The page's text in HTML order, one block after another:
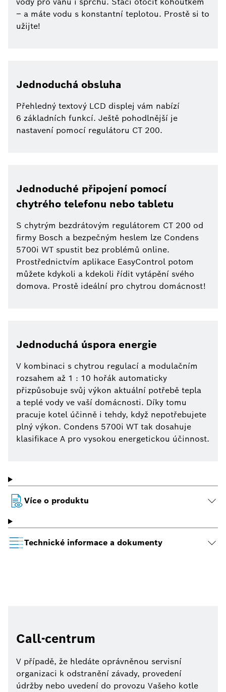
– a máte vodu s konstantní teplotou. Prostě si to
užijte!
Jednoduchá obsluha
Přehledný textový LCD displej vám nabízí
6 základních funkcí. Ještě pohodlnější je
nastavení pomocí regulátoru CT 200.
Jednoduché připojení pomocí
chytrého telefonu nebo tabletu
S chytrým bezdrátovým regulátorem CT 200 od
firmy Bosch a bezpečným heslem lze Condens
5700i WT spustit bez problémů online.
Prostřednictvím aplikace EasyControl potom
můžete kdykoli a kdekoli řídit vytápění svého
domova. Prostě ideální pro chytrou domácnost!
Jednoduchá úspora energie
V kombinaci s chytrou regulací a modulačním
rozsahem až 1 : 10 hořák automaticky
přizpůsobuje svůj výkon aktuální potřebě tepla
a teplé vody ve vaší domácnosti. Díky tomu
pracuje kotel účinně i tehdy, když nepotřebujete
plný výkon. Condens 5700i WT tak dosahuje
klasifikace A pro vysokou energetickou účinnost.
Více o produktu
Technické informace a dokumenty
Call-centrum
V případě, že hledáte oprávněnou servisní
organizaci k odstranění závady, provedení
údržby nebo uvedení do provozu Vašeho kotle